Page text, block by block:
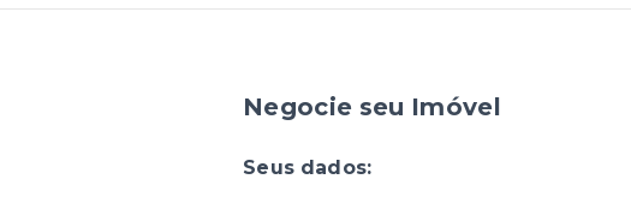
Negocie seu Imóvel
Seus dados: